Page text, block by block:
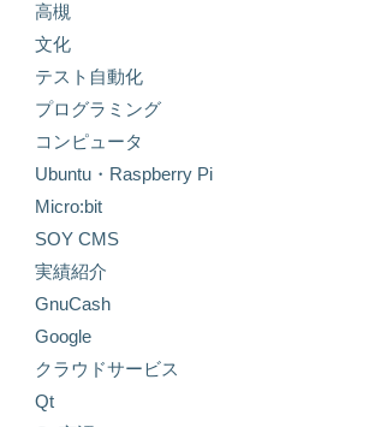
高槻
文化
テスト自動化
プログラミング
コンピュータ
Ubuntu・Raspberry Pi
Micro:bit
SOY CMS
実績紹介
GnuCash
Google
クラウドサービス
Qt